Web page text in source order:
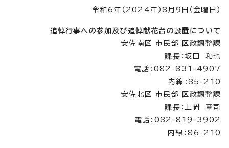
令和6年（2024年）8月9日（金曜日）
追悼行事への参加及び追悼献花台の設置について
安佐南区 市民部 区政調整課
課長：坂口 和也
電話：082-831-4907
内線：85-210
安佐北区 市民部 区政調整課
課長：上岡 章司
電話：082-819-3902
内線：86-210